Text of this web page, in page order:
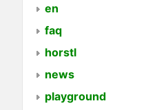
en
faq
horstl
news
playground